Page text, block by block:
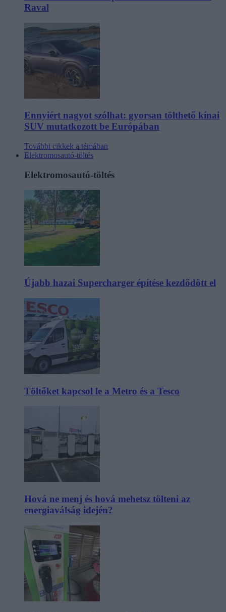
Raval
Ennyiért nagyot szólhat: gyorsan tölthető kínai
SUV mutatkozott be Európában
További cikkek a témában
Elektromosautó-töltés
Elektromosautó-töltés
Újabb hazai Supercharger építése kezdődött el
Töltőket kapcsol le a Metro és a Tesco
Hová ne menj és hová mehetsz tölteni az
energiaválság idején?